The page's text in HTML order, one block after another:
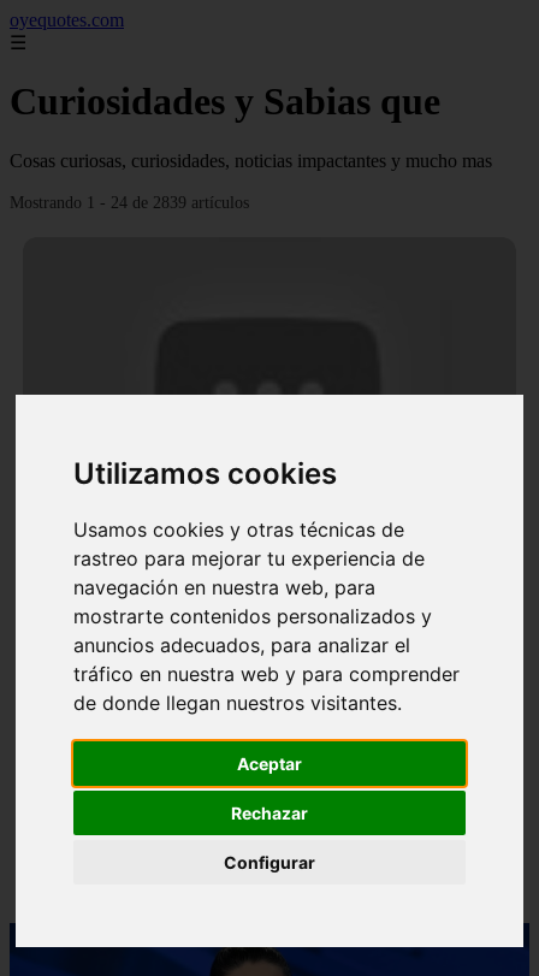
Utilizamos cookies
Usamos cookies y otras técnicas de
rastreo para mejorar tu experiencia de
navegación en nuestra web, para
mostrarte contenidos personalizados y
anuncios adecuados, para analizar el
tráfico en nuestra web y para comprender
de donde llegan nuestros visitantes.
Aceptar
Rechazar
Configurar
oyequotes.com
☰
Curiosidades y Sabias que
Cosas curiosas, curiosidades, noticias impactantes y mucho mas
Mostrando 1 - 24 de 2839 artículos
Video Ana Brenda Contreras y la firme promesa que